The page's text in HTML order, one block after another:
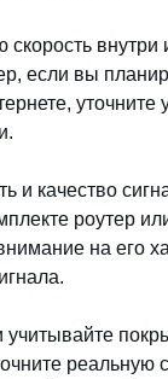
внутри
если вы
и качество
роутер
на его
реальную